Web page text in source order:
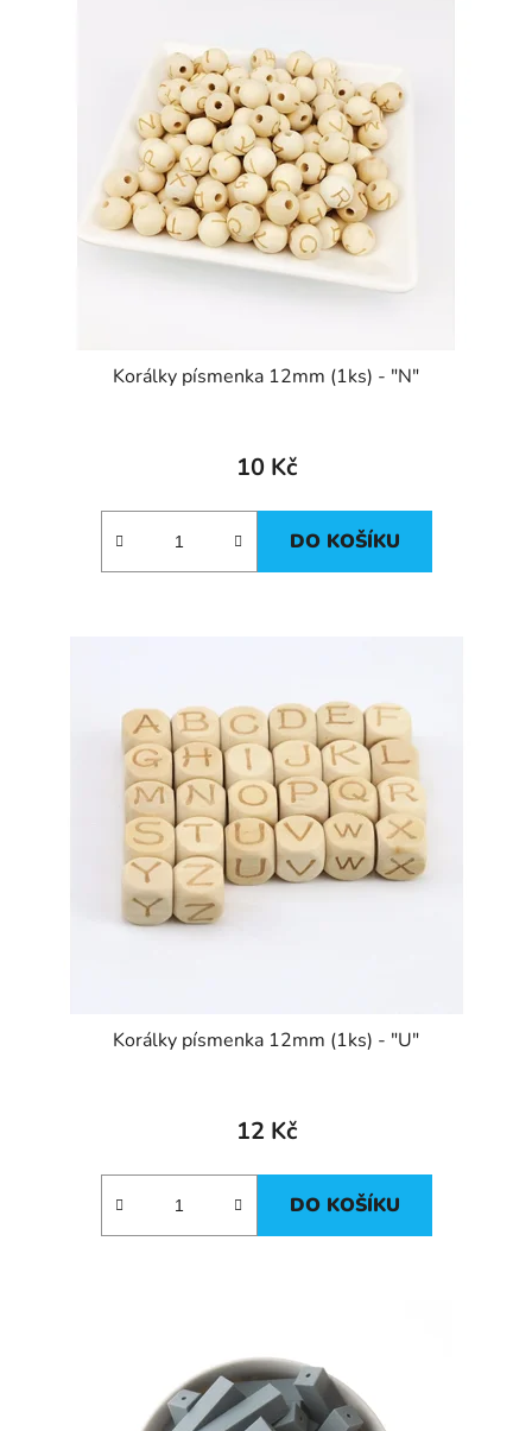
Korálky písmenka 12mm (1ks) - "N"
10 Kč
DO KOŠÍKU
Korálky písmenka 12mm (1ks) - "U"
12 Kč
DO KOŠÍKU